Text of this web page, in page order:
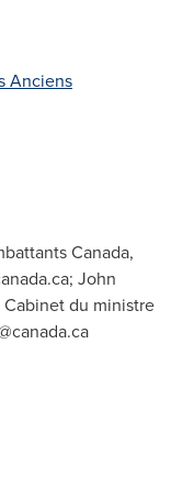
Anciens
Canada,
; John
du ministre